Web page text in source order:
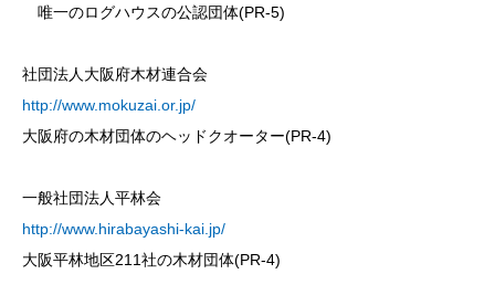
唯一のログハウスの公認団体(PR-5)
社団法人大阪府木材連合会
http://www.mokuzai.or.jp/
大阪府の木材団体のヘッドクオーター(PR-4)
一般社団法人平林会
http://www.hirabayashi-kai.jp/
大阪平林地区211社の木材団体(PR-4)